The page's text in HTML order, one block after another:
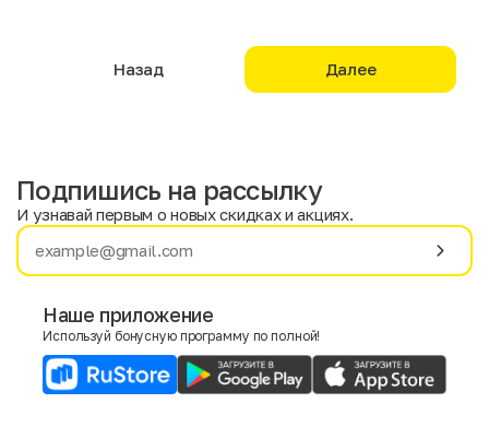
Назад Далее
Имя
E-mail
Подпишись на рассылку
И узнавай первым о новых скидках и акциях.
Наше приложение
Используй бонусную программу по полной!